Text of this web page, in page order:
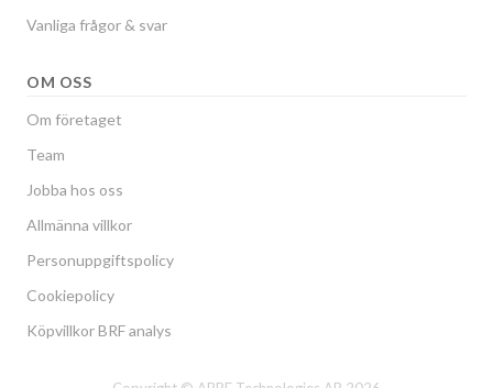
Vanliga frågor & svar
OM OSS
Om företaget
Team
Jobba hos oss
Allmänna villkor
Personuppgiftspolicy
Cookiepolicy
Köpvillkor BRF analys